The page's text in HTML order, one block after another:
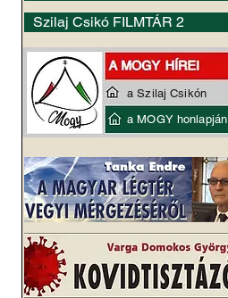
Szilaj Csikó FILMTÁR 2
a Szilaj Csikón
a MOGY honlapján